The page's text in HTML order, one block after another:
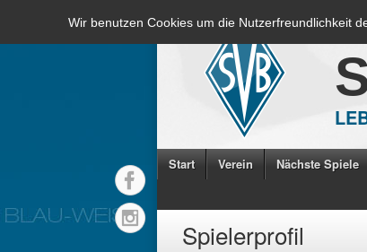
Wir benutzen Cookies um die Nutzerfreundlichkeit
Start Verein Nächste Spiele
Spielerprofil